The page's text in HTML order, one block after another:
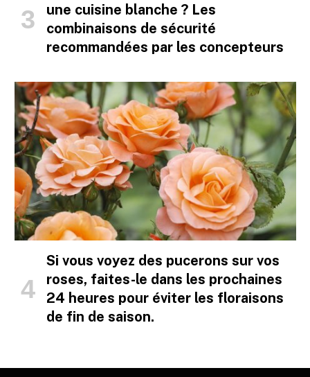
une cuisine blanche ? Les
combinaisons de sécurité
recommandées par les concepteurs
Si vous voyez des pucerons sur vos
roses, faites-le dans les prochaines
24 heures pour éviter les floraisons
de fin de saison.